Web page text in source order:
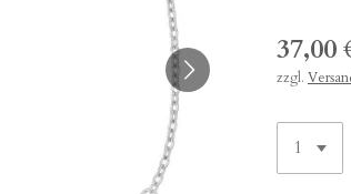
37,00
zzgl.